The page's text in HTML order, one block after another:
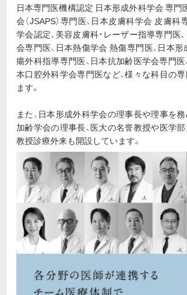
日本専門医機構認定 日本形成外科学会 専門
会（JSAPS）専門医、日本皮膚科学会 皮膚科
学会認定、美容皮膚科・レーザー指導専門医
会専門医、日本熱傷学会 熱傷専門医、日本
瘍外科指導専門医、日本抗加齢医学会専門医
本口腔外科学会専門医など、様々な科目の
ます。
また、日本形成外科学会の理事長や理事を
加齢学会の理事長、医大の名誉教授や医学
教授診療外来も開設しています。